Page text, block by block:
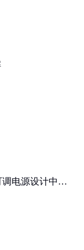
调电源设计中的